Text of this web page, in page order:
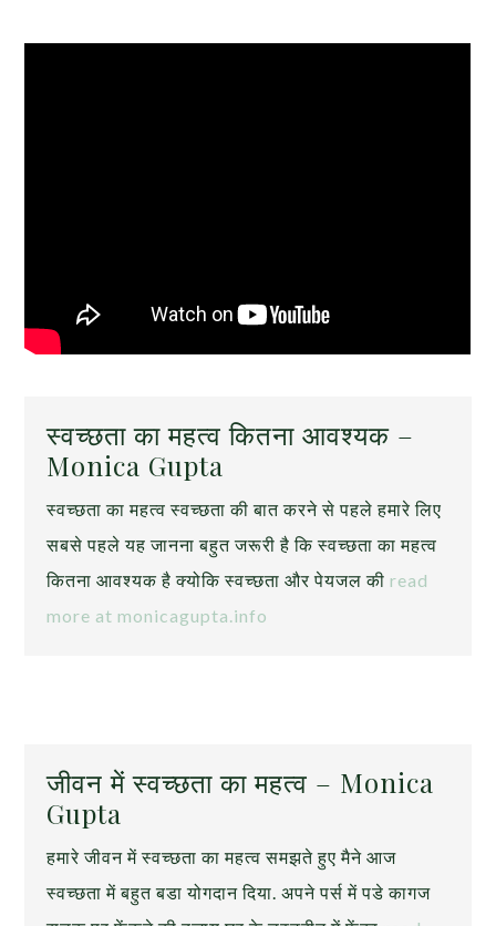
स्वच्छता का महत्व कितना आवश्यक –
Monica Gupta
स्वच्छता का महत्व स्वच्छता की बात करने से पहले हमारे लिए
सबसे पहले यह जानना बहुत जरूरी है कि स्वच्छता का महत्व
कितना आवश्यक है क्योकि स्वच्छता और पेयजल की read
more at monicagupta.info
जीवन में स्वच्छता का महत्व – Monica
Gupta
हमारे जीवन में स्वच्छता का महत्व समझते हुए मैने आज
स्वच्छता में बहुत बडा योगदान दिया. अपने पर्स में पडे कागज